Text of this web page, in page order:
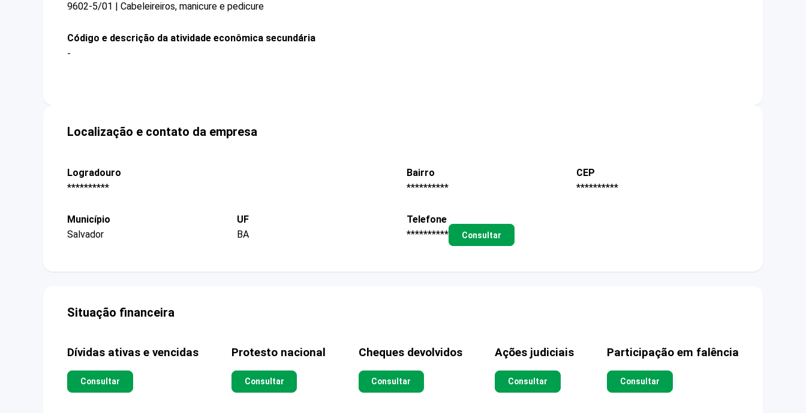
9602-5/01 | Cabeleireiros, manicure e pedicure
Código e descrição da atividade econômica secundária
-
Localização e contato da empresa
Logradouro
**********
Bairro
**********
CEP
**********
Município
Salvador
UF
BA
Telefone
**********
Consultar
Situação financeira
Dívidas ativas e vencidas
Consultar
Protesto nacional
Consultar
Cheques devolvidos
Consultar
Ações judiciais
Consultar
Participação em falência
Consultar